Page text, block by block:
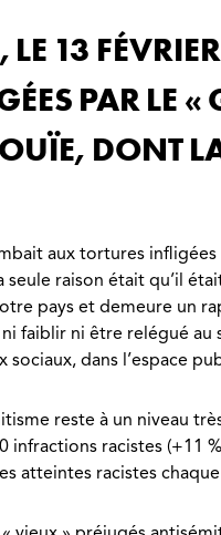
LE 13
PAR LE
DONT
aux tortures
raison était qu’il
pays et demeure un
faiblir ni être relégué
sociaux, dans l’espace
reste à un niveau
racistes (+11
atteintes racistes